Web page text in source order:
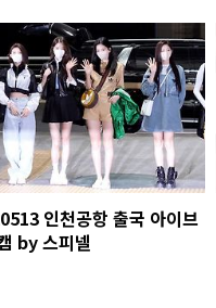
인천공항 출국 아이브
by 스피넬